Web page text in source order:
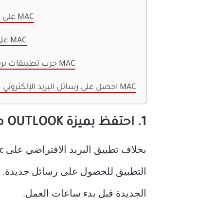
7. أعد تثبيت OUTLOOK على MAC
8. تحديث OUTLOOK على MAC
9. جرب تطبيقات بريد إلكتروني أخرى على MAC
احصل على رسائل البريد الإلكتروني في الوقت الفعلي على MAC
1. احتفظ بميزة OUTLOOK مفتوحة في الخلفية
الجديدة قبل بدء ساعات العمل.